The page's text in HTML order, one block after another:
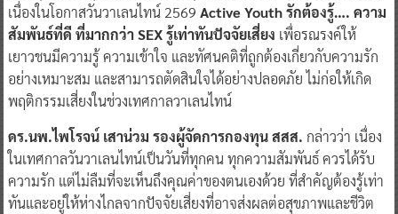
เนื่องในโอกาสวันวาเลนไทน์ 2569 Active Youth รักต้องรู้…. ความ
สัมพันธ์ที่ดี ที่มากกว่า SEX รู้เท่าทันปัจจัยเสี่ยง เพื่อรณรงค์ให้
เยาวชนมีความรู้ ความเข้าใจ และทัศนคติที่ถูกต้องเกี่ยวกับความรัก
อย่างเหมาะสม และสามารถตัดสินใจได้อย่างปลอดภัย ไม่ก่อให้เกิด
พฤติกรรมเสี่ยงในช่วงเทศกาลวาเลนไทน์
ดร.นพ.ไพโรจน์ เสาน่วม รองผู้จัดการกองทุน สสส. กล่าวว่า เนื่อง
ในเทศกาลวันวาเลนไทน์เป็นวันที่ทุกคน ทุกความสัมพันธ์ ควรได้รับ
ความรัก แต่ไม่ลืมที่จะเห็นถึงคุณค่าของตนเองด้วย ที่สำคัญต้องรู้เท่า
ทันและอยู่ให้ห่างไกลจากปัจจัยเสี่ยงที่อาจส่งผลต่อสุขภาพและชีวิต